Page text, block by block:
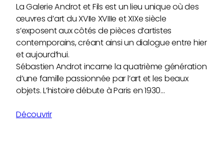
La Galerie Androt et Fils est un lieu unique où des
œuvres d’art du XVIIe XVIIIe et XIXe siècle
s’exposent aux côtés de pièces d’artistes
contemporains, créant ainsi un dialogue entre hier
et aujourd’hui.
Sébastien Androt incarne la quatrième génération
d’une famille passionnée par l’art et les beaux
objets. L’histoire débute à Paris en 1930…
Découvrir